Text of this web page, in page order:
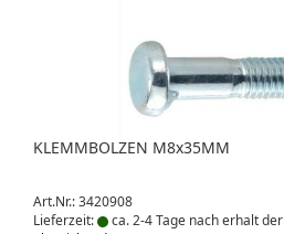
KLEMMBOLZEN M8x35MM
Art.Nr.: 3420908
Lieferzeit:
ca. 2-4 Tage nach erhalt